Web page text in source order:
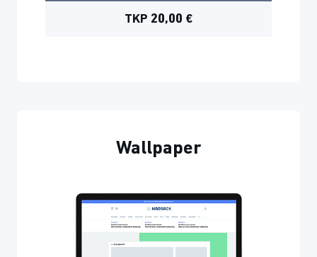
TKP 20,00 €
Wallpaper